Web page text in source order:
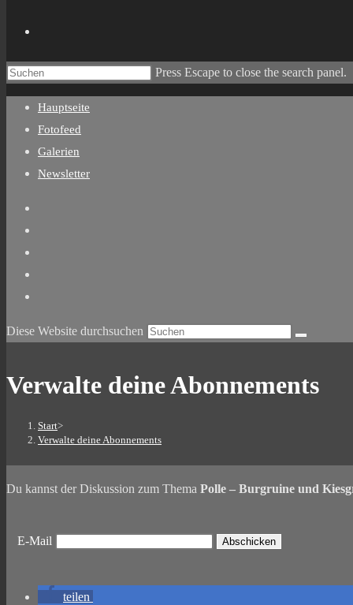
Press Escape to close the search panel.
Hauptseite
Fotofeed
Galerien
Newsletter
Diese Website durchsuchen
Verwalte deine Abonnements
Start>
Verwalte deine Abonnements
Du kannst der Diskussion zum Thema Polle – Burgruine und
E-Mail
teilen